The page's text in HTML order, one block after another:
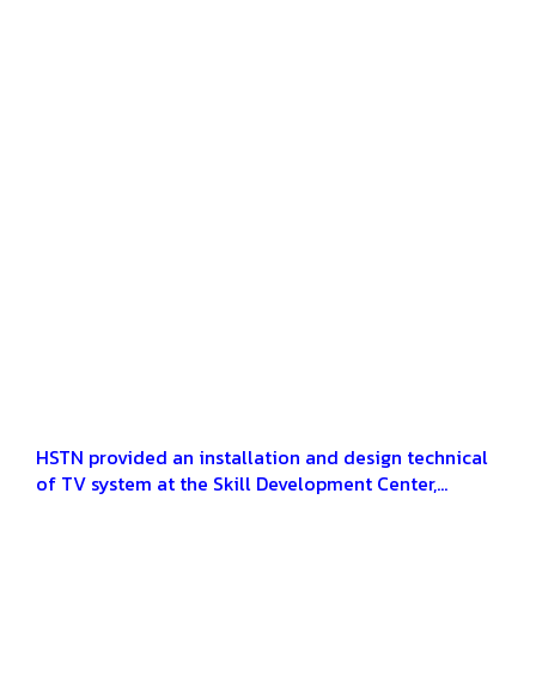
HSTN provided an installation and design technical
of TV system at the Skill Development Center,